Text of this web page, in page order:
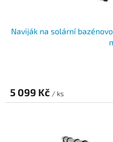
Naviják na solární
5 099 Kč / ks